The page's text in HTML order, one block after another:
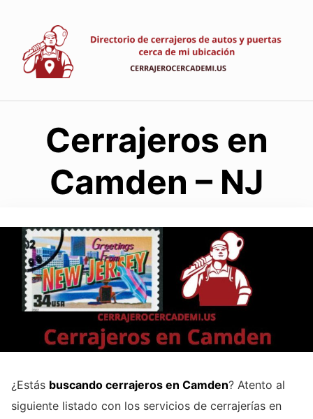
contenido
Cerrajeros en
Camden – NJ
¿Estás buscando cerrajeros en Camden? Atento al
siguiente listado con los servicios de cerrajerías en